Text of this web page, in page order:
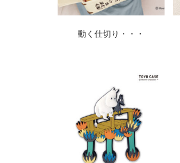
動く仕切り・・・